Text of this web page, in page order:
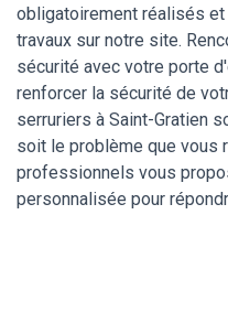
obligatoirement réalisés
travaux sur notre site.
sécurité avec votre porte
renforcer la sécurité de
serruriers à Saint-Gratien
soit le problème que vous
professionnels vous
personnalisée pour